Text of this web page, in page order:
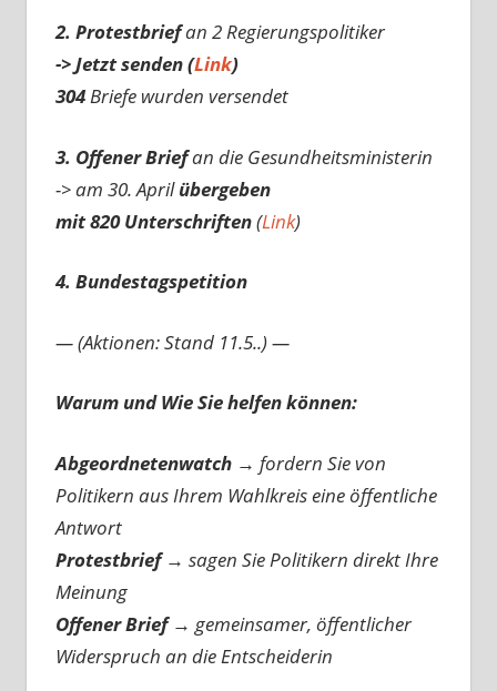
2. Protestbriefan 2 Regierungspolitiker
-> Jetzt senden (Link)
304Briefe wurden versendet
3. Offener Briefan die Gesundheitsministerin
-> am 30. Aprilübergeben
mit 820 Unterschriften(Link)
4. Bundestagspetition
— (Aktionen: Stand 11.5..) —
Warum und Wie Sie helfen können:
Abgeordnetenwatch → fordern Sie von
Politikern aus Ihrem Wahlkreis eine öffentliche
Antwort
Protestbrief → sagen Sie Politikern direkt Ihre
Meinung
Offener Brief → gemeinsamer, öffentlicher
Widerspruch an die Entscheiderin